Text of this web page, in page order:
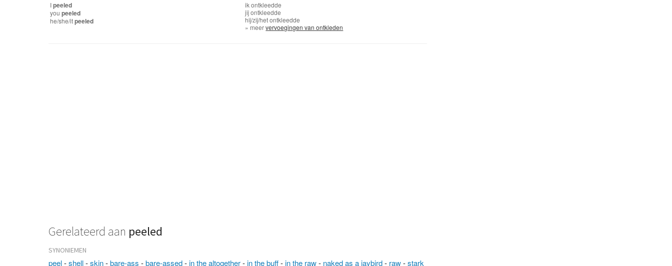
Ipeeled
youpeeled
he/she/itpeeled
ikontkleedde
jijontkleedde
hij/zij/hetontkleedde
» meervervoegingen van ontkleden
Gerelateerd aan peeled
SYNONIEMEN
peel-shell-skin-bare-ass -bare-assed-in the altogether-in the buff-in the raw- naked as a jaybird- raw-stark